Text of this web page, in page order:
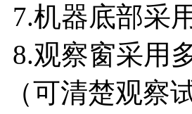
7.机器底部采
8.观察窗采用
（可清楚观察